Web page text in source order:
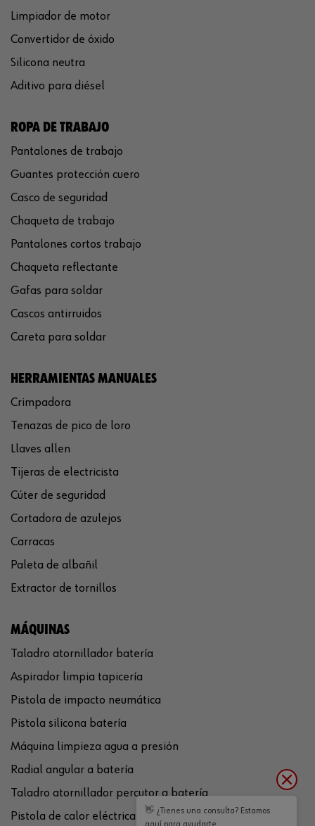
Limpiador de motor
Convertidor de óxido
Silicona neutra
Aditivo para diésel
ROPA DE TRABAJO
Pantalones de trabajo
Guantes protección cuero
Casco de seguridad
Chaqueta de trabajo
Pantalones cortos trabajo
Chaqueta reflectante
Gafas para soldar
Cascos antirruidos
Careta para soldar
HERRAMIENTAS MANUALES
Crimpadora
Tenazas de pico de loro
Llaves allen
Tijeras de electricista
Cúter de seguridad
Cortadora de azulejos
Carracas
Paleta de albañil
Extractor de tornillos
MÁQUINAS
Taladro atornillador batería
Aspirador limpia tapicería
Pistola de impacto neumática
Pistola silicona batería
Máquina limpieza agua a presión
Radial angular a batería
Taladro atornillador percutor a batería
Pistola de calor eléctrica
👋 ¿Tienes una consulta? Estamos